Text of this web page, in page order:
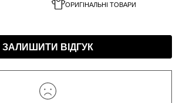
ОРИГІНАЛЬНІ ТОВАРИ
ЗАЛИШИТИ ВІДГУК